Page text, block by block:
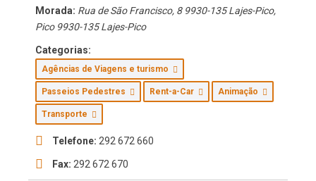
Morada: Rua de São Francisco, 8 9930-135 Lajes-Pico,
Pico 9930-135 Lajes-Pico
Categorias:
Agências de Viagens e turismo
Passeios Pedestres Rent-a-Car Animação
Transporte
Telefone: 292 672 660
Fax: 292 672 670